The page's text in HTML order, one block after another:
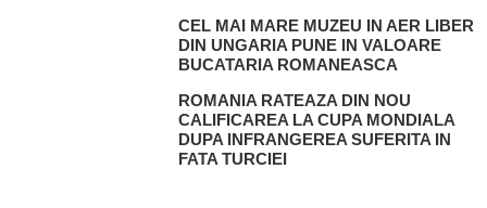
CEL MAI MARE MUZEU IN AER LIBER
DIN UNGARIA PUNE IN VALOARE
BUCATARIA ROMANEASCA
ROMANIA RATEAZA DIN NOU
CALIFICAREA LA CUPA MONDIALA
DUPA INFRANGEREA SUFERITA IN
FATA TURCIEI